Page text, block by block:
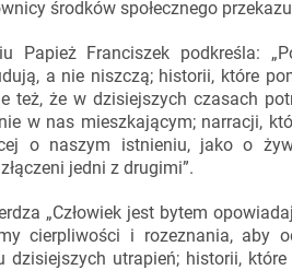
środków społecznego
Papież Franciszek podkreśla:
a nie niszczą; historii, które
też, że w dzisiejszych czasach
w nas mieszkającym; narracji,
o naszym istnieniu, jako o
jedni z drugimi”.
„Człowiek jest bytem
cierpliwości i rozeznania, aby
dzisiejszych utrapień; historii,